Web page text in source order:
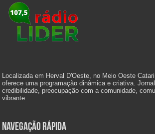
Localizada em Herval D'Oeste, no Meio Oeste
oferece uma programação dinâmica e criativa.
credibilidade, preocupação com a comunidade,
vibrante.
Navegação Rápida